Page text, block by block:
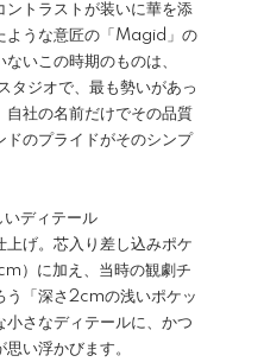
ントラストが装いに華を添
ような意匠の「Magid」の
いこの時期のものは、
タジオで、最も勢いがあっ
自社の名前だけでその品質
ドのプライドがそのシンプ
いディテール
上げ。芯入り差し込みポケ
）に加え、当時の観劇チ
う「深さ2cmの浅いポケッ
小さなディテールに、かつ
い浮かびます。